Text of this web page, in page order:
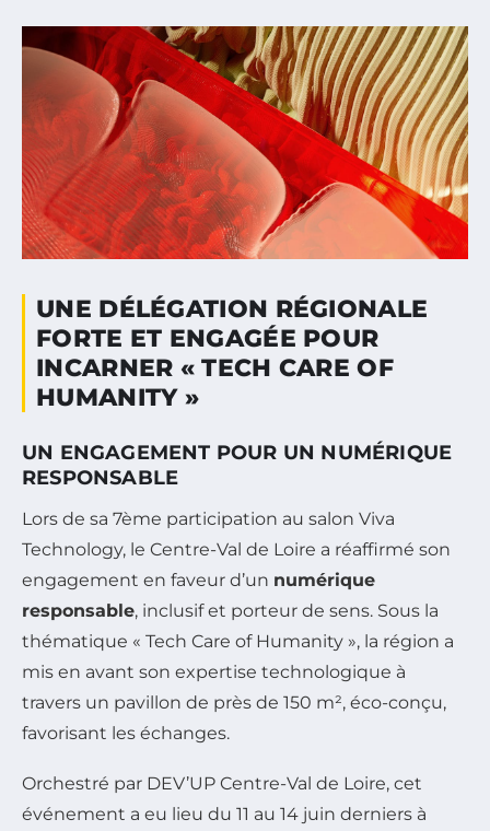
UNE DÉLÉGATION RÉGIONALE
FORTE ET ENGAGÉE POUR
INCARNER « TECH CARE OF
HUMANITY »
UN ENGAGEMENT POUR UN NUMÉRIQUE
RESPONSABLE
Lors de sa 7ème participation au salon Viva
Technology, le Centre-Val de Loire a réaffirmé son
engagement en faveur d’un numérique
responsable, inclusif et porteur de sens. Sous la
thématique « Tech Care of Humanity », la région a
mis en avant son expertise technologique à
travers un pavillon de près de 150 m², éco-conçu,
favorisant les échanges.
Orchestré par DEV’UP Centre-Val de Loire, cet
événement a eu lieu du 11 au 14 juin derniers à